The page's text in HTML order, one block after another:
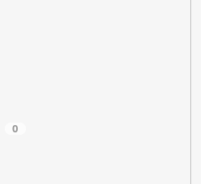
0